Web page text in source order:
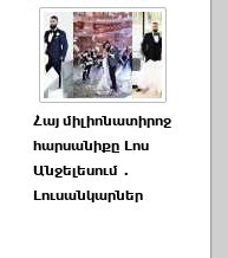
Հայ միլիոնատիրոջ
հարսանիքը Լոս
Անջելեսում․
Լուսանկարներ